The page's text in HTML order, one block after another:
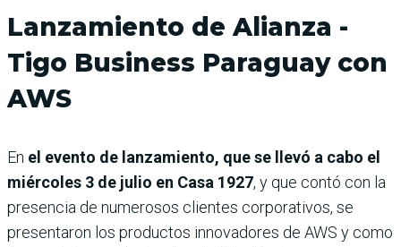
Lanzamiento de Alianza -
Tigo Business Paraguay con
AWS
En el evento de lanzamiento, que se llevó a cabo el
miércoles 3 de julio en Casa 1927, y que contó con la
presencia de numerosos clientes corporativos, se
presentaron los productos innovadores de AWS y como